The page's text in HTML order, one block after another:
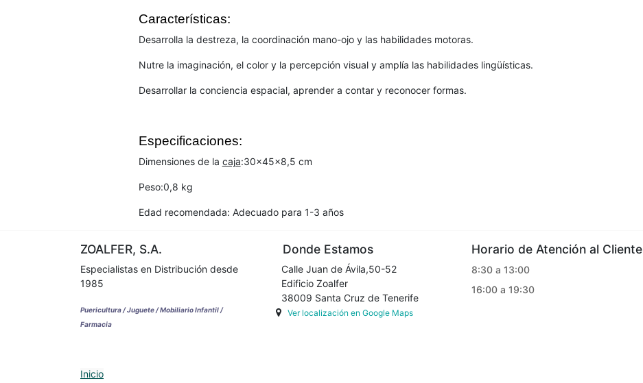
Características:
Desarrolla la destreza, la coordinación mano-ojo y las habilidades motoras.
Nutre la imaginación, el color y la percepción visual y amplía las habilidades lingüísticas.
Desarrollar la conciencia espacial, aprender a contar y reconocer formas.
Especificaciones:
Dimensiones de la caja:30x45x8,5 cm
Peso:0,8 kg
Edad recomendada: Adecuado para 1-3 años
ZOALFER, S.A.
Especialistas en Distribución desde
1985
Puericultura / Juguete / Mobiliario Infantil /
Farmacia
Inicio
Donde Estamos
Calle Juan de Ávila,50-52
Edificio Zoalfer
38009 Santa Cruz de Tenerife
Ver localización en Google Maps
Horario de Atención al Cliente
8:30 a 13:00
16:00 a 19:30